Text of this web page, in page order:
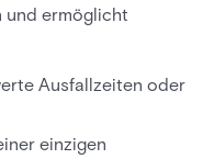
und ermöglicht
Ausfallzeiten oder
einzigen